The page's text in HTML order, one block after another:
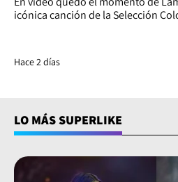
icónica canción de la Selección
Hace 2 días
LO MÁS SUPERLIKE